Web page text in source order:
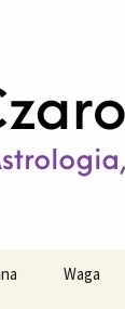
Waga